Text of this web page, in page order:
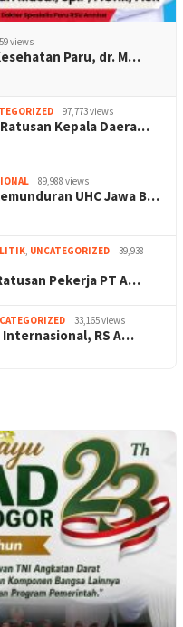
views
Paru, dr. M…
97,773 views
Kepala Daera…
89,988 views
UHC Jawa B…
, UNCATEGORIZED
39,938
Pekerja PT A…
33,165 views
Internasional, RS A…